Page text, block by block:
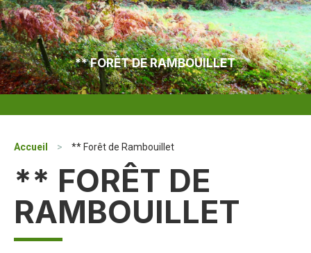
** FORÊT DE RAMBOUILLET
Accueil > ** Forêt de Rambouillet
** FORÊT DE
RAMBOUILLET